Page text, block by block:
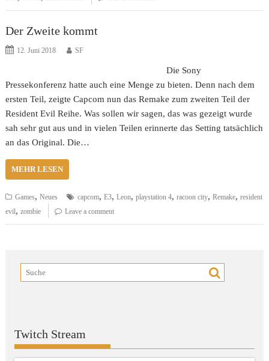
Der Zweite kommt
12. Juni 2018 SF
Die Sony
Pressekonferenz hatte auch eine Menge zu bieten. Denn nach dem
ersten Teil, zeigte Capcom nun das Remake zum zweiten Teil der
Resident Evil Reihe. Was sollen wir sagen, das was gezeigt wurde
sah sehr gut aus und in vielen Teilen erinnerte das Setting tatsächlich
an das Original. Die…
MEHR LESEN
Games,Neues capcom,E3,Leon,playstation 4,racoon city,Remake,resident
evil,zombie Leave a comment
Twitch Stream